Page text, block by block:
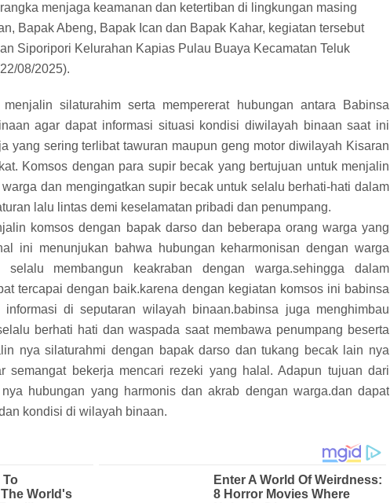
menjaga keamanan dan ketertiban di lingkungan masing
Bapak Abeng, Bapak Ican dan Bapak Kahar, kegiatan tersebut
Siporipori Kelurahan Kapias Pulau Buaya Kecamatan Teluk
08/2025).
silaturahim serta mempererat hubungan antara Babinsa
agar dapat informasi situasi kondisi diwilayah binaan saat ini
yang sering terlibat tawuran maupun geng motor diwilayah Kisaran
Komsos dengan para supir becak yang bertujuan untuk menjalin
dan mengingatkan supir becak untuk selalu berhati-hati dalam
lalu lintas demi keselamatan pribadi dan penumpang.
komsos dengan bapak darso dan beberapa orang warga yang
ini menunjukan bahwa hubungan keharmonisan dengan warga
membangun keakraban dengan warga.sehingga dalam
tercapai dengan baik.karena dengan kegiatan komsos ini babinsa
di seputaran wilayah binaan.babinsa juga menghimbau
berhati hati dan waspada saat membawa penumpang beserta
nya silaturahmi dengan bapak darso dan tukang becak lain nya
semangat bekerja mencari rezeki yang halal. Adapun tujuan dari
hubungan yang harmonis dan akrab dengan warga.dan dapat
kondisi di wilayah binaan.